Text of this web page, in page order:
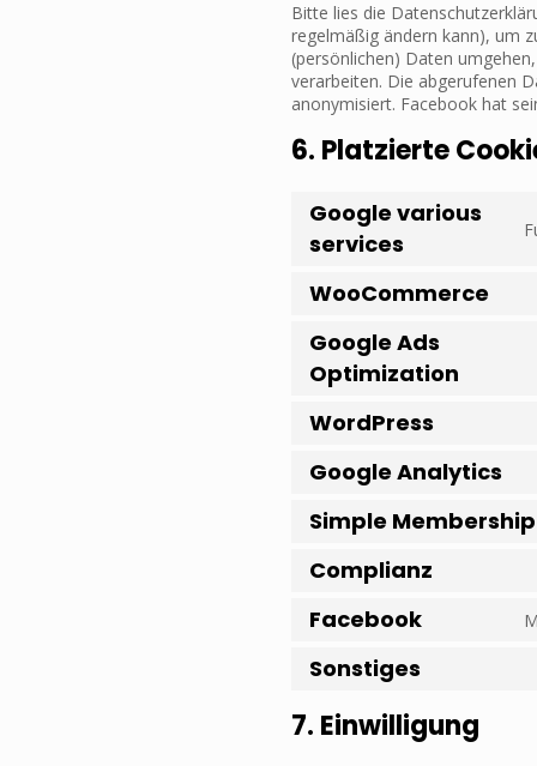
Bitte lies die
regelmäßig ändern kann), um
(persönlichen) Daten
verarbeiten. Die abgerufenen
anonymisiert. Facebook hat
6. Platzierte
Google various
services
WooCommerce
Google Ads
Optimization
WordPress
Google Analytics
Simple Membership
Complianz
Facebook
Sonstiges
7. Einwilligung